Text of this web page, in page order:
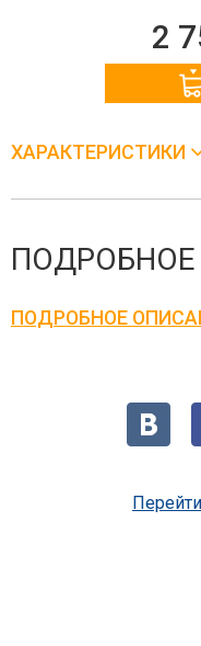
2
ХАРАКТЕРИСТИКИ
ПОДРОБНОЕ